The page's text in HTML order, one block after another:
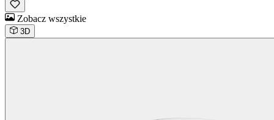
Zobacz wszystkie
3D